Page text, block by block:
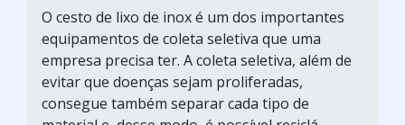
O cesto de lixo de inox é um dos importantes
equipamentos de coleta seletiva que uma
empresa precisa ter. A coleta seletiva, além de
evitar que doenças sejam proliferadas,
consegue também separar cada tipo de